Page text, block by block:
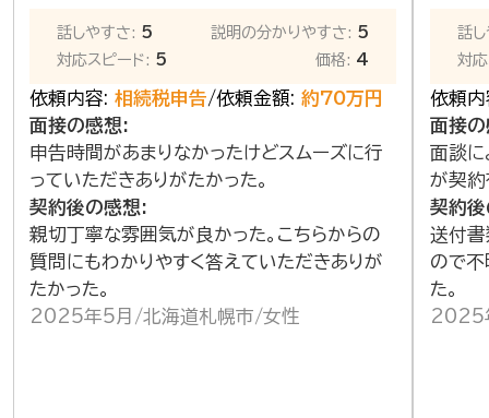
話しやすさ: 5 説明の分かりやすさ: 5
対応スピード: 5 価格: 4
依頼内容: 相続税申告 依頼金額: 約70万円
面接の感想:
申告時間があまりなかったけどスムーズに行
っていただきありがたかった。
契約後の感想:
親切丁寧な雰囲気が良かった。こちらからの
質問にもわかりやすく答えていただきありが
たかった。
2025年5月
北海道札幌市 女性
話
対
依頼内
面接
面談に
が契約
契約
送付書
ので不
た。
2025